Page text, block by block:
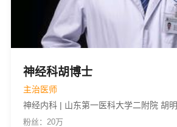
神经科胡博士
主治医师
神经内科 | 山东第一医科大学二附院 胡明
粉丝：20万